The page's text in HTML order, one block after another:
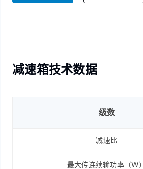
减速箱技术数据
级数
减速比
最大传连续输功率（W）